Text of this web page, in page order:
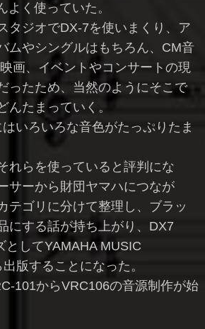
よく使っていた。
タジオでDX-7を使いまくり、ア
ムやシングルはもちろん、CM音
画、イベントやコンサートの現
ったため、当然のようにそこで
んたまっていく。
いろいろな音色がたっぷりたま
れらを使っていると評判にな
サーから財団ヤマハにつなが
テゴリに分けて整理し、ブラッ
にする話が持ち上がり、DX7
としてYAMAHA MUSIC
版することになった。
101からVRC106の音源制作が始